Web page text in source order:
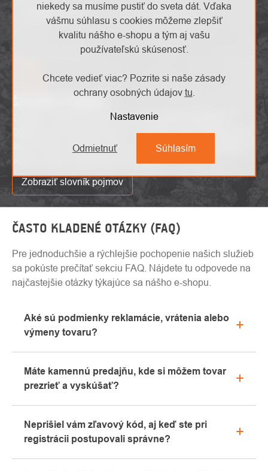
niekedy sa musíme pustiť do sveta dát. Vďaka
vášmu súhlasu s cookies môžeme zlepšiť
kvalitu nášho e-shopu a tým aj vašu
používateľskú skúsenosť.
Chcete vedieť viac? Pozrite si naše zásady
ochrany osobných údajov tu
Nastavenie
Odmietnuť Súhlasím
Zaujíma ma to
ŠLOVNÍK POJMOV
Osvojte si odborné pojmy bez zbytočného zmätenia!
Objevte náš slovník pojmov a získajte jasný prehľad nad
technickými termínmi. Učte sa a porozumite s pohodlím
Zobraziť slovník pojmov
ČASTO KLADENÉ OTÁZKY (FAQ)
Pre jednoduchšie a rýchlejšie pochopenie našich služieb
sa pokúste prečítať sekciu FAQ. Nájdete tu odpovede na
najčastejšie otázky týkajúce sa nášho e-shopu.
Aké sú podmienky reklamácie, vrátenia alebo
výmeny tovaru?
"Všetko o nákupe" alebo nás kontaktujte e-mailom
alebo telefonicky.
Máte kamennú predajňu, kde si môžem tovar
prezrieť a vyskúšať?
Kolíne. Radi vám tu poradíme s výberom vhodného
vybavenia, ktoré si môžete vyskúšať priamo v
Neprišiel vám zľavový kód, aj keď ste pri
registrácii postupovali správne?